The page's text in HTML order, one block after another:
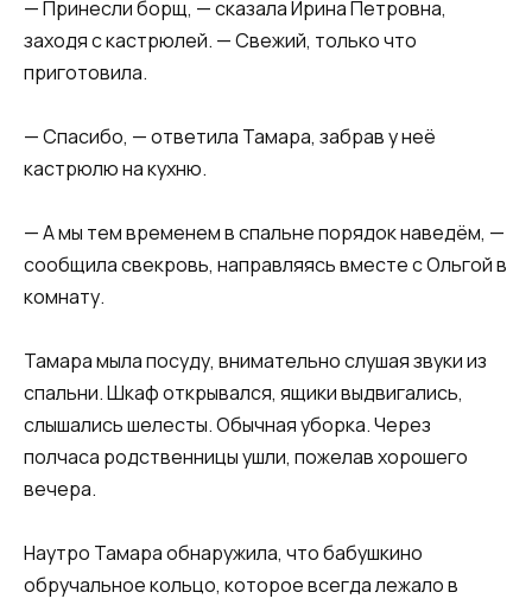
— Принесли борщ, — сказала Ирина Петровна,
заходя с кастрюлей. — Свежий, только что
приготовила.
— Спасибо, — ответила Тамара, забрав у неё
кастрюлю на кухню.
— А мы тем временем в спальне порядок наведём, —
сообщила свекровь, направляясь вместе с Ольгой в
комнату.
Тамара мыла посуду, внимательно слушая звуки из
спальни. Шкаф открывался, ящики выдвигались,
слышались шелесты. Обычная уборка. Через
полчаса родственницы ушли, пожелав хорошего
вечера.
Наутро Тамара обнаружила, что бабушкино
обручальное кольцо, которое всегда лежало в